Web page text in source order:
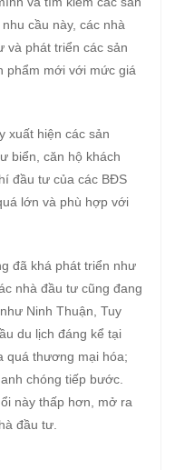
cầu này, các nhà
và phát triển các sản
phẩm mới với mức giá
xuất hiện các sản
biển, căn hộ khách
đầu tư của các BĐS
lớn và phù hợp với
đã khá phát triển như
nhà đầu tư cũng đang
Ninh Thuận, Tuy
du lịch đáng kể tại
quá thương mại hóa;
chóng tiếp bước.
này thấp hơn, mở ra
đầu tư.